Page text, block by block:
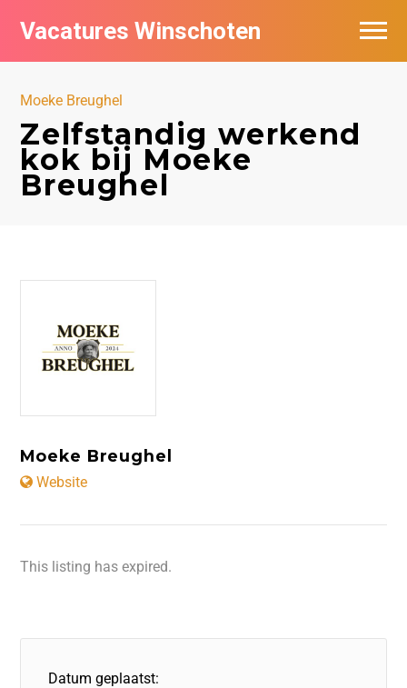
Vacatures Winschoten
Moeke Breughel
Zelfstandig werkend
kok bij Moeke
Breughel
Moeke Breughel
Website
This listing has expired.
Datum geplaatst:
Vacatures per bedrijf in Winschoten
Nieuwsbrief feed